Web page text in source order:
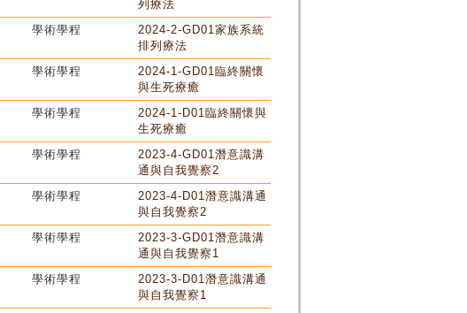
列療法
學術學程
2024-2-GD01家族系統
排列療法
學術學程
2024-1-GD01臨終關懷
與生死療癒
學術學程
2024-1-D01臨終關懷與
生死療癒
學術學程
2023-4-GD01潛意識溝
通與自我覺察2
學術學程
2023-4-D01潛意識溝通
與自我覺察2
學術學程
2023-3-GD01潛意識溝
通與自我覺察1
學術學程
2023-3-D01潛意識溝通
與自我覺察1